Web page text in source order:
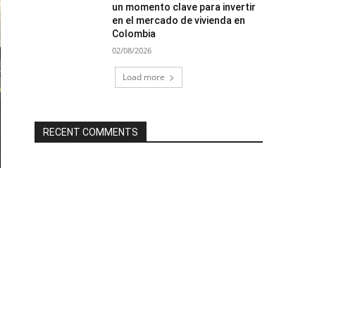
un momento clave para invertir
en el mercado de vivienda en
Colombia
02/08/2026
Load more
RECENT COMMENTS